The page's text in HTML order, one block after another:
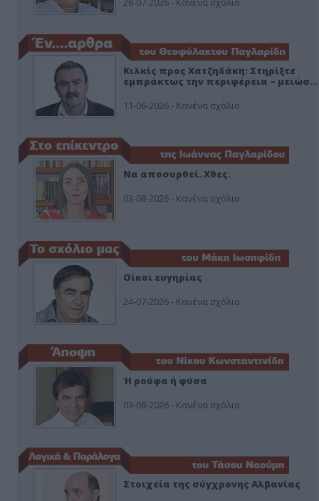
Κιλκίς προς Χατζηδάκη: Στηρίξτε
εμπράκτως την περιφέρεια – μειώσ…
11-06-2026 - Κανένα σχόλιο
Να αποσυρθεί. Χθες.
03-08-2026 - Κανένα σχόλιο
Οίκοι ευγηρίας
24-07-2026 - Κανένα σχόλιο
Ή ρούφα ή φύσα
03-08-2026 - Κανένα σχόλιο
Στοιχεία της σύγχρονης Αλβανίας